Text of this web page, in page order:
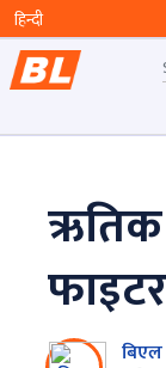
ऋतिक
फाइटर
बिएल